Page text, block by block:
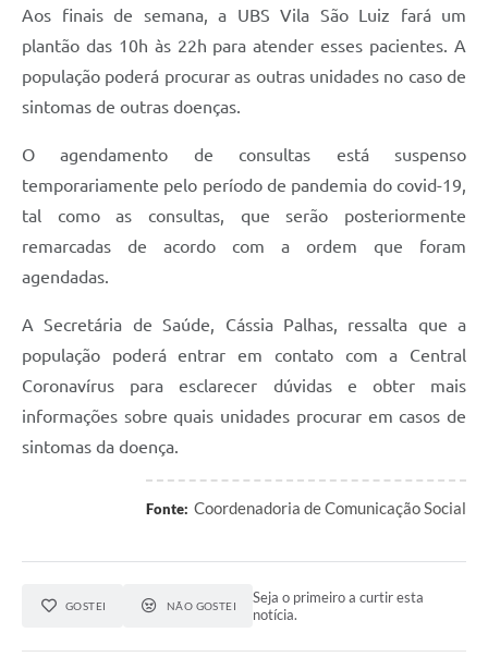
Aos finais de semana, a UBS Vila São Luiz fará um
plantão das 10h às 22h para atender esses pacientes. A
população poderá procurar as outras unidades no caso de
sintomas de outras doenças.
O agendamento de consultas está suspenso
temporariamente pelo período de pandemia do covid-19,
tal como as consultas, que serão posteriormente
remarcadas de acordo com a ordem que foram
agendadas.
A Secretária de Saúde, Cássia Palhas, ressalta que a
população poderá entrar em contato com a Central
Coronavírus para esclarecer dúvidas e obter mais
informações sobre quais unidades procurar em casos de
sintomas da doença.
Fonte: Coordenadoria de Comunicação Social
GOSTEI NÃO GOSTEI
Seja o primeiro a curtir esta
notícia.